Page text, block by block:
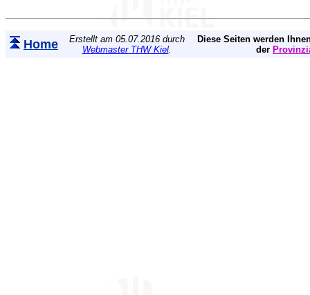
Home
Erstellt am 05.07.2016 durch
Webmaster THW Kiel.
Diese Seiten werden
der